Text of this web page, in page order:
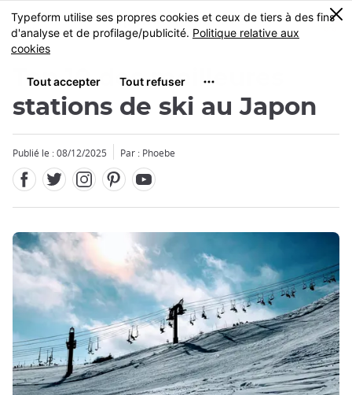
Skip
to
main
MENU
0
Top 10 des meilleures
stations de ski au Japon
Publié le : 08/12/2025 Par : Phoebe
Fermer